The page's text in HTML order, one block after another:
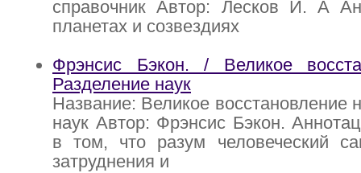
справочник Автор: Лесков И. А
планетах и созвездиях
Фрэнсис Бэкон. / Великое
Разделение наук
Название: Великое восстановление
наук Автор: Фрэнсис Бэкон.
в том, что разум человеческий
затруднения и